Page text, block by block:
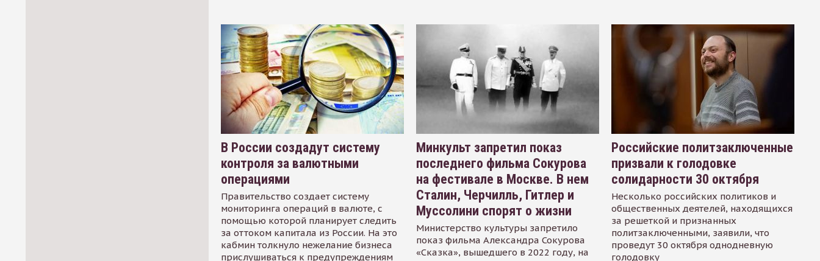
В России создадут систему
контроля за валютными
операциями
Правительство создает систему
мониторинга операций в валюте, с
помощью которой планирует следить
за оттоком капитала из России. На это
кабмин толкнуло нежелание бизнеса
прислушиваться к предупреждениям
Минкульт запретил показ
последнего фильма Сокурова
на фестивале в Москве. В нем
Сталин, Черчилль, Гитлер и
Муссолини спорят о жизни
Министерство культуры запретило
показ фильма Александра Сокурова
«Сказка», вышедшего в 2022 году, на
Российские политзаключенные
призвали к голодовке
солидарности 30 октября
Несколько российских политиков и
общественных деятелей, находящихся
за решеткой и признанных
политзаключенными, заявили, что
проведут 30 октября однодневную
голодовку